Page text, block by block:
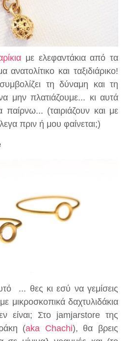
με ελεφαντάκια από τα
και ταξιδιάρικο!
τη δύναμη και τη
μην πλατιάζουμε... κι αυτά
(ταιριάζουν και με
πριν ή μου φαίνεται;)
... θες κι εσύ να γεμίσεις
μικροσκοπικά δαχτυλιδάκια
είναι; Στο jamjarstore της
(aka Chachi), θα βρεις